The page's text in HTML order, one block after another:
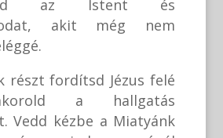
az Istent és
akit még nem
részt fordítsd Jézus felé
a hallgatás
Vedd kézbe a Miatyánk